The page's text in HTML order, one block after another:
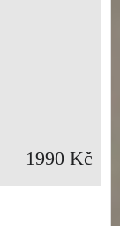
1990 Kč